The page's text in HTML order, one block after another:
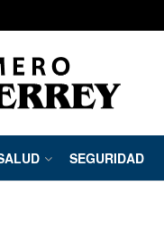
SEGURIDAD